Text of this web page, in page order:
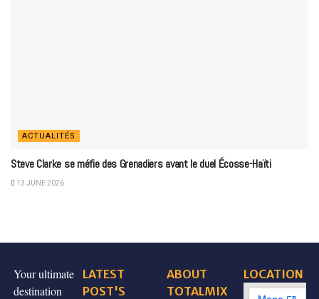
ACTUALITÉS
Steve Clarke se méfie des Grenadiers avant le duel Écosse-Haïti
13 JUNE 2026
Your ultimate
destination
LATEST
POST'S
ABOUT
TOTALMIX
LOCATION